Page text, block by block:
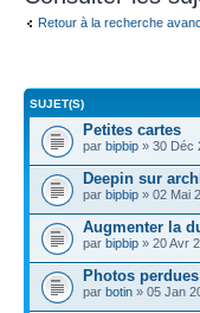
Retour à la recherche
SUJET(S)
Petites cartes
par bipbip » 30 Déc
Deepin sur
par bipbip » 02 Mai
Augmenter la
par bipbip » 20 Avr
Photos
par botin » 05 Jan